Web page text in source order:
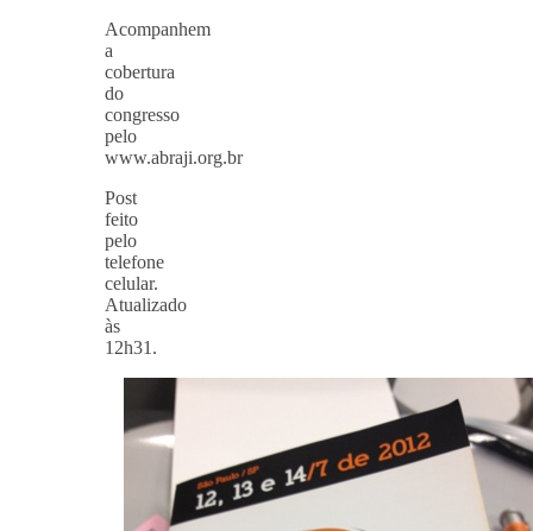
Acompanhem
a
cobertura
do
congresso
pelo
www.abraji.org.br
Post
feito
pelo
telefone
celular.
Atualizado
às
12h31.